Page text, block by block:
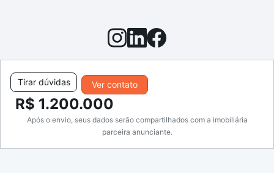
Ver contato
Tirar dúvidas
R$ 1.200.000
Após o envio, seus dados serão compartilhados com a imobiliária
parceira anunciante.